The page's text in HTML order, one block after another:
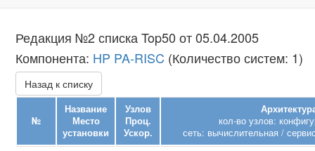
Редакция №2 списка Top50 от 05.04.2005
Компонента: HP PA-RISC (Количество систем: 1)
Назад к списку
№
Название
Место
установки
Узлов
Проц.
Ускор.
кол-во узлов:
сеть: вычислительная /